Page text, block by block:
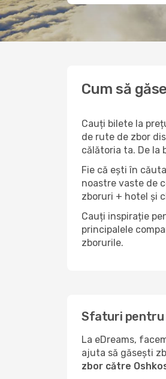
Cum să
Cauți bilete la
de rute de zbor
călătoria ta. De la
Fie că ești în
noastre vaste de
zboruri + hotel și
Cauți inspirație
principalele
zborurile.
Sfaturi pentru
La eDreams,
ajuta să găsești
zbor către